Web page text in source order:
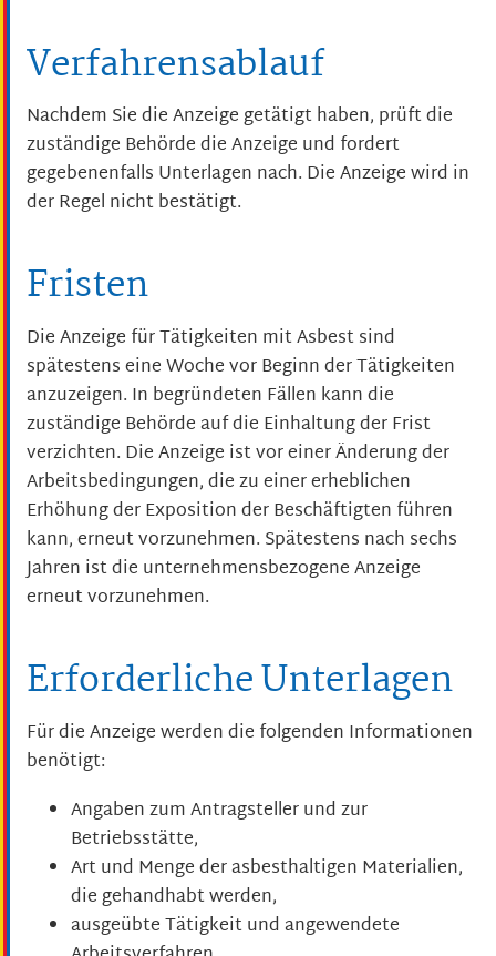
Verfahrensablauf
Nachdem Sie die Anzeige getätigt haben, prüft die
zuständige Behörde die Anzeige und fordert
gegebenenfalls Unterlagen nach. Die Anzeige wird in
der Regel nicht bestätigt.
Fristen
Die Anzeige für Tätigkeiten mit Asbest sind
spätestens eine Woche vor Beginn der Tätigkeiten
anzuzeigen. In begründeten Fällen kann die
zuständige Behörde auf die Einhaltung der Frist
verzichten. Die Anzeige ist vor einer Änderung der
Arbeitsbedingungen, die zu einer erheblichen
Erhöhung der Exposition der Beschäftigten führen
kann, erneut vorzunehmen. Spätestens nach sechs
Jahren ist die unternehmensbezogene Anzeige
erneut vorzunehmen.
Erforderliche Unterlagen
Für die Anzeige werden die folgenden Informationen
benötigt:
Angaben zum Antragsteller und zur
Betriebsstätte,
Art und Menge der asbesthaltigen Materialien,
die gehandhabt werden,
ausgeübte Tätigkeit und angewendete